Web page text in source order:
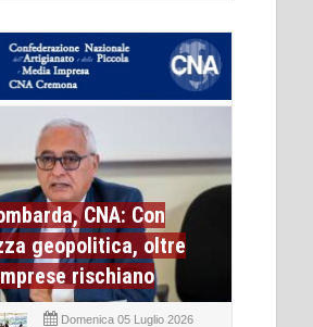
CNA: Con
geopolitica, oltre
rischiano
Domenica 05 Luglio 2026